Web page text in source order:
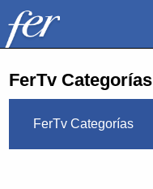
FerTv Categorías
FerTv Categorías